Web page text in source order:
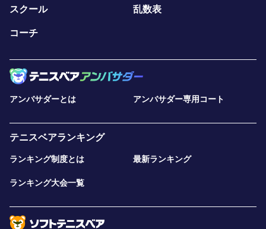
スクール 乱数表
コーチ
アンバサダーとは アンバサダー専用コート
テニスベアランキング
ランキング制度とは 最新ランキング
ランキング大会一覧